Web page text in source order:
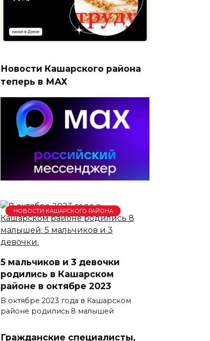
Новости Кашарского района
теперь в МАХ
НОВОСТИ КАШАРСКОГО РАЙОНА
5 мальчиков и 3 девочки
родились в Кашарском
районе в октябре 2023
В октябре 2023 года в Кашарском
районе родились 8 малышей
Гражданские специалисты,